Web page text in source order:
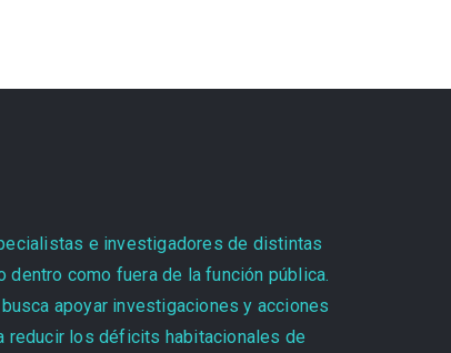
e investigadores de distintas
como fuera de la función pública.
apoyar investigaciones y acciones
reducir los déficits habitacionales de